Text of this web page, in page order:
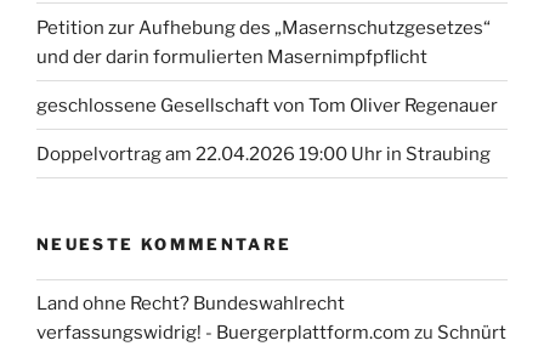
Petition zur Aufhebung des „Masernschutzgesetzes“
und der darin formulierten Masernimpfpflicht
geschlossene Gesellschaft von Tom Oliver Regenauer
Doppelvortrag am 22.04.2026 19:00 Uhr in Straubing
NEUESTE KOMMENTARE
Land ohne Recht? Bundeswahlrecht
verfassungswidrig! - Buergerplattform.com zu Schnürt